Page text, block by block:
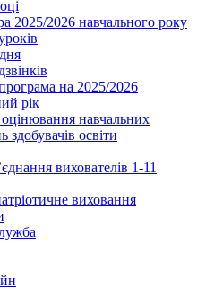
2025/2026 навчального року
на 2025/2026
рік
оцінювання навчальних
здобувачів освіти
вихователів 1-11
виховання